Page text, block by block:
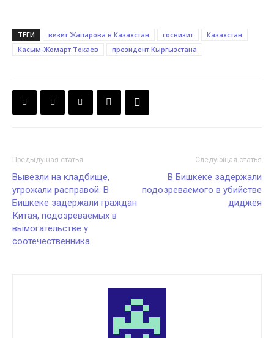
ТЕГИ визит Жапарова в Казахстан госвизит
Казахстан
Касым-Жомарт Токаев
президент Кыргызстана
Предыдущая статья
Вывезли на кладбище,
угрожали расправой. В
Бишкеке задержали граждан
Китая, подозреваемых в
вымогательстве у
соотечественника
Следующая статья
В Бишкеке задержали
подозреваемого в убийстве
диджея